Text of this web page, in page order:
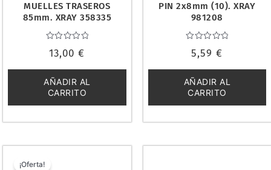
MUELLES TRASEROS
85mm. XRAY 358335
con
de
5
13,00€
AÑADIR AL
CARRITO
PIN 2x8mm (10). XRAY
981208
con
de
5
5,59€
AÑADIR AL
CARRITO
¡Oferta!